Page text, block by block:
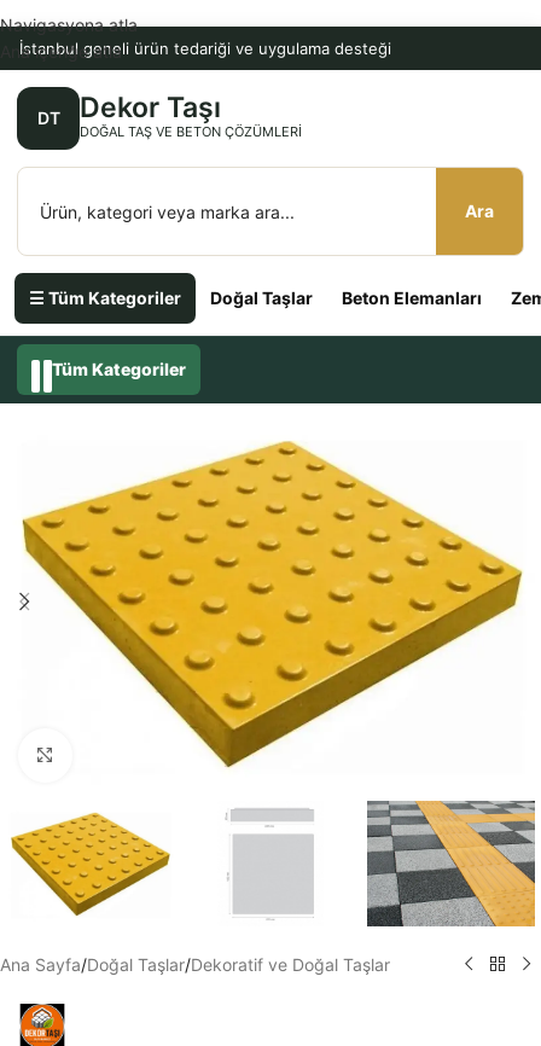
İstanbul geneli ürün tedariği ve uygulama desteği
DT Dekor Taşı
DOĞAL TAŞ VE BETON ÇÖZÜMLERI
Ara
☰ Tüm Kategoriler Doğal Taşlar Beton Elemanları
Navigasyona atla
Ana içeriğe atla
Tüm Kategoriler
Büyütmek için tıklayın
Ana Sayfa/Doğal Taşlar/Dekoratif ve Doğal Taşlar